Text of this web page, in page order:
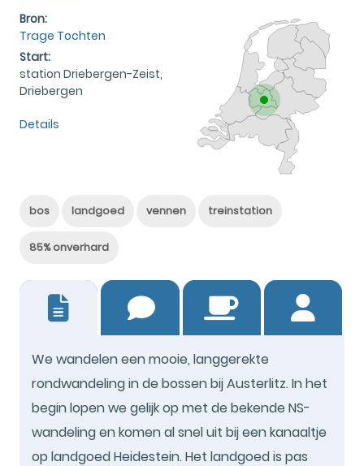
Bron:
Trage Tochten
Start:
station Driebergen-Zeist,
Driebergen
Details
bos landgoed vennen treinstation
85% onverhard
We wandelen een mooie, langgerekte
rondwandeling in de bossen bij Austerlitz. In het
begin lopen we gelijk op met de bekende NS-
wandeling en komen al snel uit bij een kanaaltje
op landgoed Heidestein. Het landgoed is pas